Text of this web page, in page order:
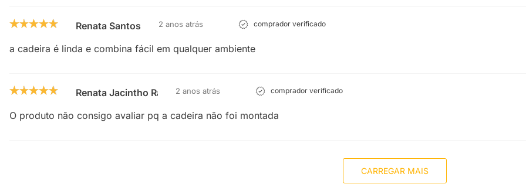
Renata Santos 2 anos atrás comprador verificado
a cadeira é linda e combina fácil em qualquer ambiente
Renata Jacintho Ramos Vieira
2 anos atrás comprador verificado
O produto não consigo avaliar pq a cadeira não foi montada
CARREGAR MAIS